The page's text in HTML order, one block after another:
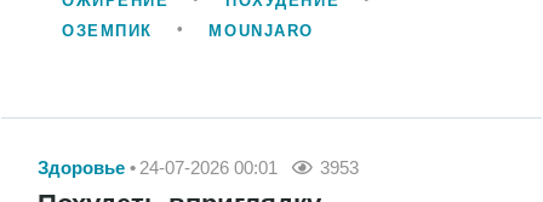
ОЗЕМПИК
MOUNJARO
Здоровье 24-07-2026 00:01 3953